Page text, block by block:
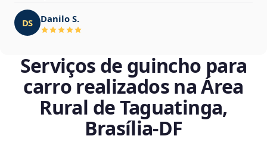
DS Danilo S.
Serviços de guincho para
carro realizados na Área
Rural de Taguatinga,
Brasília‑DF